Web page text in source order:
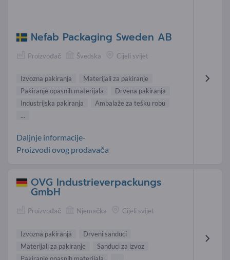
Nefab Packaging Sweden AB
Proizvođač Švedska Cijeli svijet
Izvozna pakiranja
Materijali za pakiranje
Pakiranje opasnih materijala
Drvena pakiranja
Industrijska pakiranja
Ambalaže za tešku robu
...
Daljnje informacije-
Proizvodi ovog prodavača
OVG Industrieverpackungs
GmbH
Proizvođač Njemačka Cijeli svijet
Izvozna pakiranja
Drveni sanduci
Materijali za pakiranje
Sanduci za izvoz
Pakiranje opasnih materijala
...